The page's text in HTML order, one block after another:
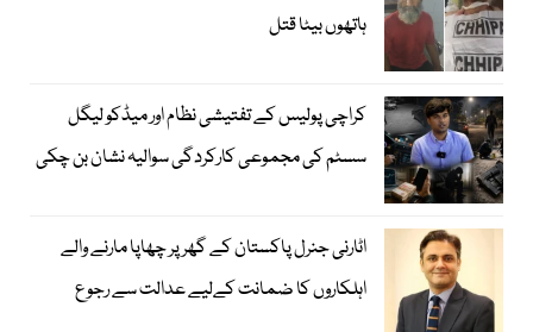
ہاتھوں بیٹا قتل
کراچی پولیس کے تفتیشی نظام اور میڈکو لیگل
سسٹم کی مجموعی کارکردگی سوالیہ نشان بن چکی
اٹارنی جنرل پاکستان کے گھر پر چھاپا مارنے والے
اہلکاروں کا ضمانت کےلیے عدالت سے رجوع